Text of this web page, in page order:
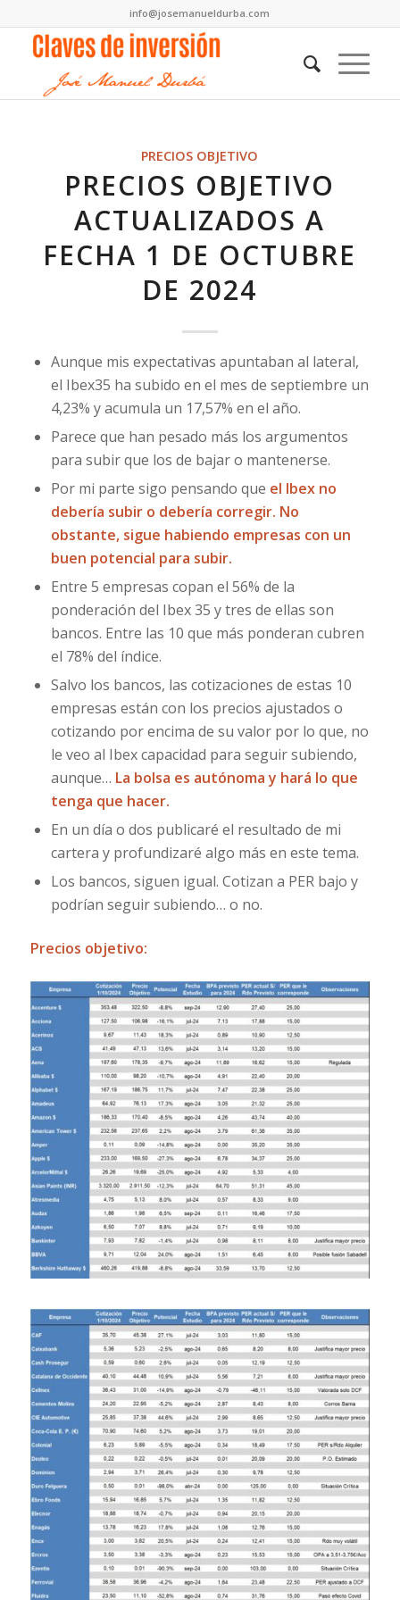
info@josemanueldurba.com
PRECIOS OBJETIVO
PRECIOS OBJETIVO
ACTUALIZADOS A
FECHA 1 DE OCTUBRE
DE 2024
Aunque mis expectativas apuntaban al lateral,
el Ibex35 ha subido en el mes de septiembre un
4,23% y acumula un 17,57% en el año.
Parece que han pesado más los argumentos
para subir que los de bajar o mantenerse.
Por mi parte sigo pensando que el Ibex no
debería subir o debería corregir. No
obstante, sigue habiendo empresas con un
buen potencial para subir.
Entre 5 empresas copan el 56% de la
ponderación del Ibex 35 y tres de ellas son
bancos. Entre las 10 que más ponderan cubren
el 78% del índice.
Salvo los bancos, las cotizaciones de estas 10
empresas están con los precios ajustados o
cotizando por encima de su valor por lo que, no
le veo al Ibex capacidad para seguir subiendo,
aunque… La bolsa es autónoma y hará lo que
tenga que hacer.
En un día o dos publicaré el resultado de mi
cartera y profundizaré algo más en este tema.
Los bancos, siguen igual. Cotizan a PER bajo y
podrían seguir subiendo… o no.
Precios objetivo: